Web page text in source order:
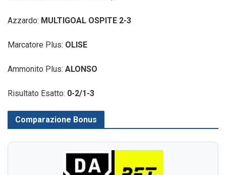
Azzardo: MULTIGOAL OSPITE 2-3
Marcatore Plus: OLISE
Ammonito Plus: ALONSO
Risultato Esatto: 0-2/1-3
Comparazione Bonus